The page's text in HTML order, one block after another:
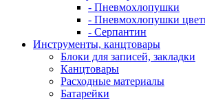
- Пневмохлопушки
- Пневмохлопушки
- Серпантин
Инструменты, канцтовары
Блоки для записей, закладки
Канцтовары
Расходные материалы
Батарейки